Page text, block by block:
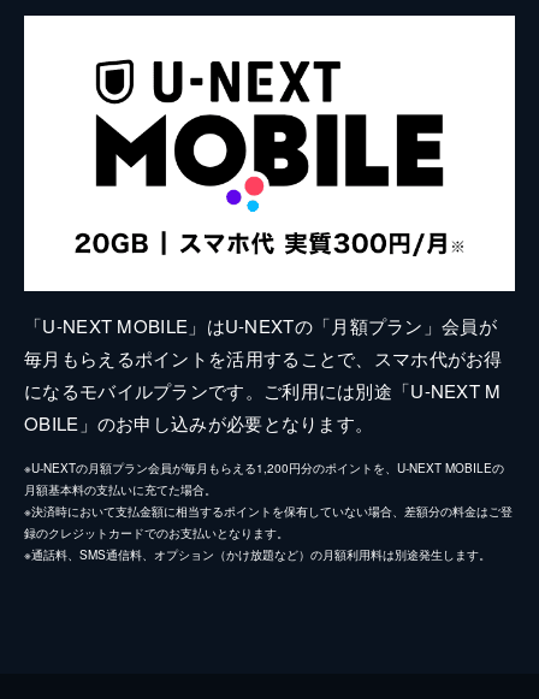
「U-NEXT MOBILE」はU-NEXTの「月額プラン」会員が
毎月もらえるポイントを活用することで、スマホ代がお得
になるモバイルプランです。ご利用には別途「U-NEXT M
OBILE」のお申し込みが必要となります。
※U-NEXTの月額プラン会員が毎月もらえる1,200円分のポイントを、U-NEXT MOBILEの
月額基本料の支払いに充てた場合。
※決済時において支払金額に相当するポイントを保有していない場合、差額分の料金はご登
録のクレジットカードでのお支払いとなります。
※通話料、SMS通信料、オプション（かけ放題など）の月額利用料は別途発生します。